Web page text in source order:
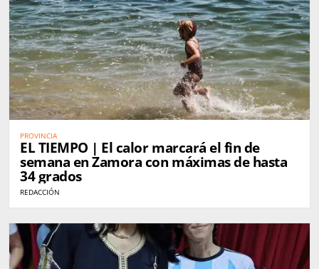
PROVINCIA
EL TIEMPO | El calor marcará el fin de
semana en Zamora con máximas de hasta
34 grados
REDACCIÓN